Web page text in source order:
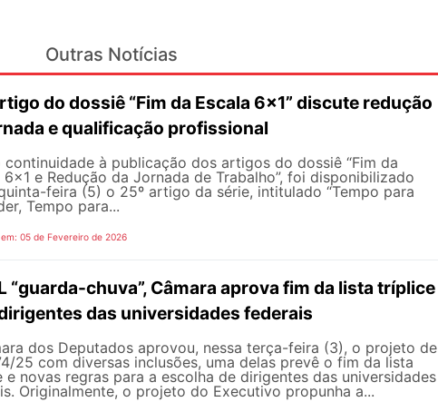
Outras Notícias
do dossiê “Fim da Escala 6×1” discute redução
e qualificação profissional
continuidade à publicação dos artigos do dossiê “Fim da
6×1 e Redução da Jornada de Trabalho”, foi disponibilizado
feira (5) o 25º artigo da série, intitulado “Tempo para
Tempo para...
05 de Fevereiro de 2026
“guarda-chuva”, Câmara aprova fim da lista tríplice
das universidades federais
dos Deputados aprovou, nessa terça-feira (3), o projeto de
25 com diversas inclusões, uma delas prevê o fim da lista
e novas regras para a escolha de dirigentes das universidades
Originalmente, o projeto do Executivo propunha a...